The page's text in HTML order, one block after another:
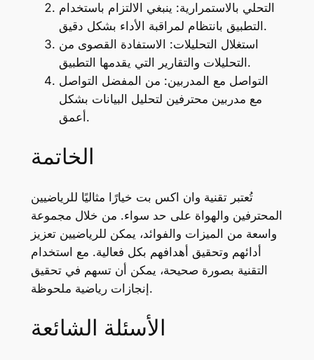
التحلي بالاستمرارية: ينبغي الالتزام باستخدام
التطبيق بانتظام لمراقبة الأداء بشكل دقيق.
استغلال التحليلات: الاستفادة القصوى من
التحليلات والتقارير التي يقدمها التطبيق.
التواصل مع المدربين: من المفضل التواصل
مع مدربين محترفين لتحليل البيانات بشكل
أعمق.
الخاتمة
تُعتبر تقنية وان اكس بت خيارًا مثاليًا للرياضيين
المحترفين والهواة على حد سواء. من خلال مجموعة
واسعة من الميزات والفوائد، يمكن للرياضيين تعزيز
أدائهم وتحقيق أهدافهم بكل فعالية. مع استخدام
التقنية بصورة صحيحة، يمكن أن تسهم في تحقيق
إنجازات رياضية ملحوظة.
الأسئلة الشائعة